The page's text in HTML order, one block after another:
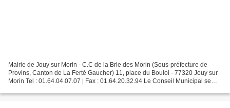
Mairie de Jouy sur Morin - C.C de la Brie des Morin (Sous-préfecture de
Provins, Canton de La Ferté Gaucher) 11, place du Bouloi - 77320 Jouy sur
Morin Tel : 01.64.04.07.07 | Fax : 01.64.20.32.94 Le Conseil Municipal se